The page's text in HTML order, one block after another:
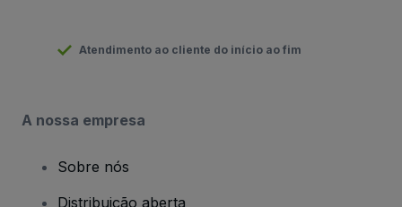
Atendimento ao cliente do início ao fim
A nossa empresa
Sobre nós
Distribuição aberta